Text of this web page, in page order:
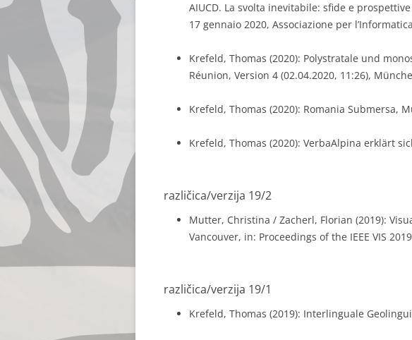
AIUCD. La svolta inevitabile: sfide e
17 gennaio 2020, Associazione per
Krefeld, Thomas (2020): Polystratale und
Réunion, Version 4 (02.04.2020, 11:26),
Krefeld, Thomas (2020): Romania Submersa,
Krefeld, Thomas (2020): VerbaAlpina erklärt
različica/verzija 19/2
Mutter, Christina / Zacherl, Florian (2019):
Vancouver, in: Proceedings of the IEEE VIS
različica/verzija 19/1
Krefeld, Thomas (2019): Interlinguale